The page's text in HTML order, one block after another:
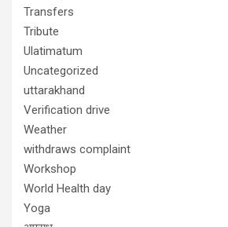
Transfers
Tribute
Ulatimatum
Uncategorized
uttarakhand
Verification drive
Weather
withdraws complaint
Workshop
World Health day
Yoga